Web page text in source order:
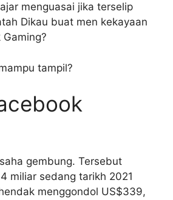
menguasai jika terselip
Dikau buat men kekayaan
tampil?
gembung. Tersebut
miliar sedang tarikh 2021
menggondol US$339,